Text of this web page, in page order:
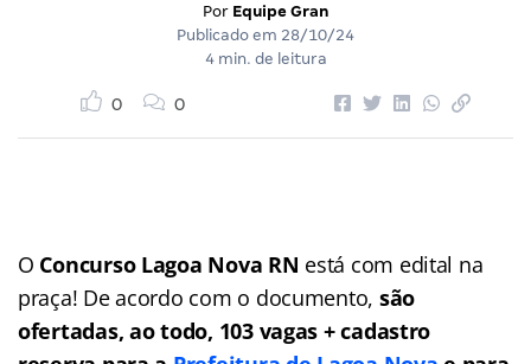
Por Equipe Gran
Publicado em 28/10/24
4 min. de leitura
0 0
O Concurso Lagoa Nova RN está com edital na
praça! De acordo com o documento, são
ofertadas, ao todo, 103 vagas + cadastro